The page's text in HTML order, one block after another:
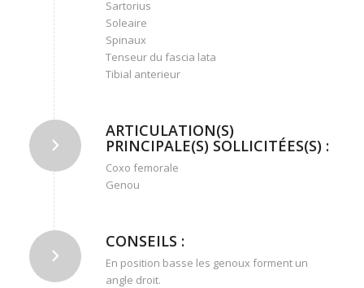
Sartorius
Soleaire
Spinaux
Tenseur du fascia lata
Tibial anterieur
ARTICULATION(S)
PRINCIPALE(S) SOLLICITÉES(S) :
Coxo femorale
Genou
CONSEILS :
En position basse les genoux forment un
angle droit.